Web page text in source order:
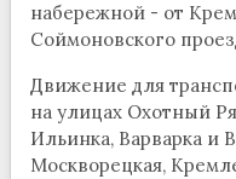
набережной - от
Соймоновского
Движение для
на улицах Охотный
Ильинка, Варварка и
Москворецкая,